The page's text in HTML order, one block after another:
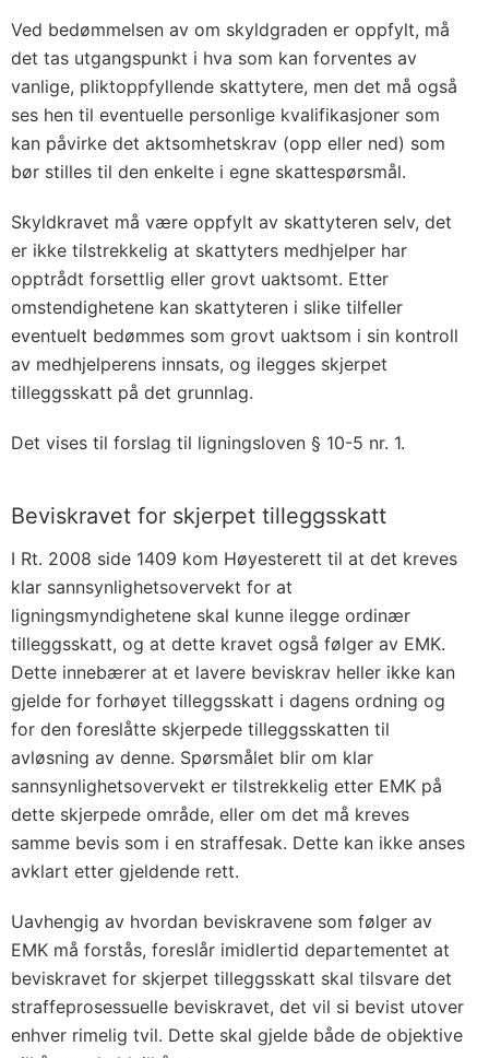
Ved bedømmelsen av om skyldgraden er oppfylt, må
det tas utgangspunkt i hva som kan forventes av
vanlige, pliktoppfyllende skattytere, men det må også
ses hen til eventuelle personlige kvalifikasjoner som
kan påvirke det aktsomhetskrav (opp eller ned) som
bør stilles til den enkelte i egne skattespørsmål.
Skyldkravet må være oppfylt av skattyteren selv, det
er ikke tilstrekkelig at skattyters medhjelper har
opptrådt forsettlig eller grovt uaktsomt. Etter
omstendighetene kan skattyteren i slike tilfeller
eventuelt bedømmes som grovt uaktsom i sin kontroll
av medhjelperens innsats, og ilegges skjerpet
tilleggsskatt på det grunnlag.
Det vises til forslag til ligningsloven § 10-5 nr. 1.
Beviskravet for skjerpet tilleggsskatt
I Rt. 2008 side 1409 kom Høyesterett til at det kreves
klar sannsynlighetsovervekt for at
ligningsmyndighetene skal kunne ilegge ordinær
tilleggsskatt, og at dette kravet også følger av EMK.
Dette innebærer at et lavere beviskrav heller ikke kan
gjelde for forhøyet tilleggsskatt i dagens ordning og
for den foreslåtte skjerpede tilleggsskatten til
avløsning av denne. Spørsmålet blir om klar
sannsynlighetsovervekt er tilstrekkelig etter EMK på
dette skjerpede område, eller om det må kreves
samme bevis som i en straffesak. Dette kan ikke anses
avklart etter gjeldende rett.
Uavhengig av hvordan beviskravene som følger av
EMK må forstås, foreslår imidlertid departementet at
beviskravet for skjerpet tilleggsskatt skal tilsvare det
straffeprosessuelle beviskravet, det vil si bevist utover
enhver rimelig tvil. Dette skal gjelde både de objektive